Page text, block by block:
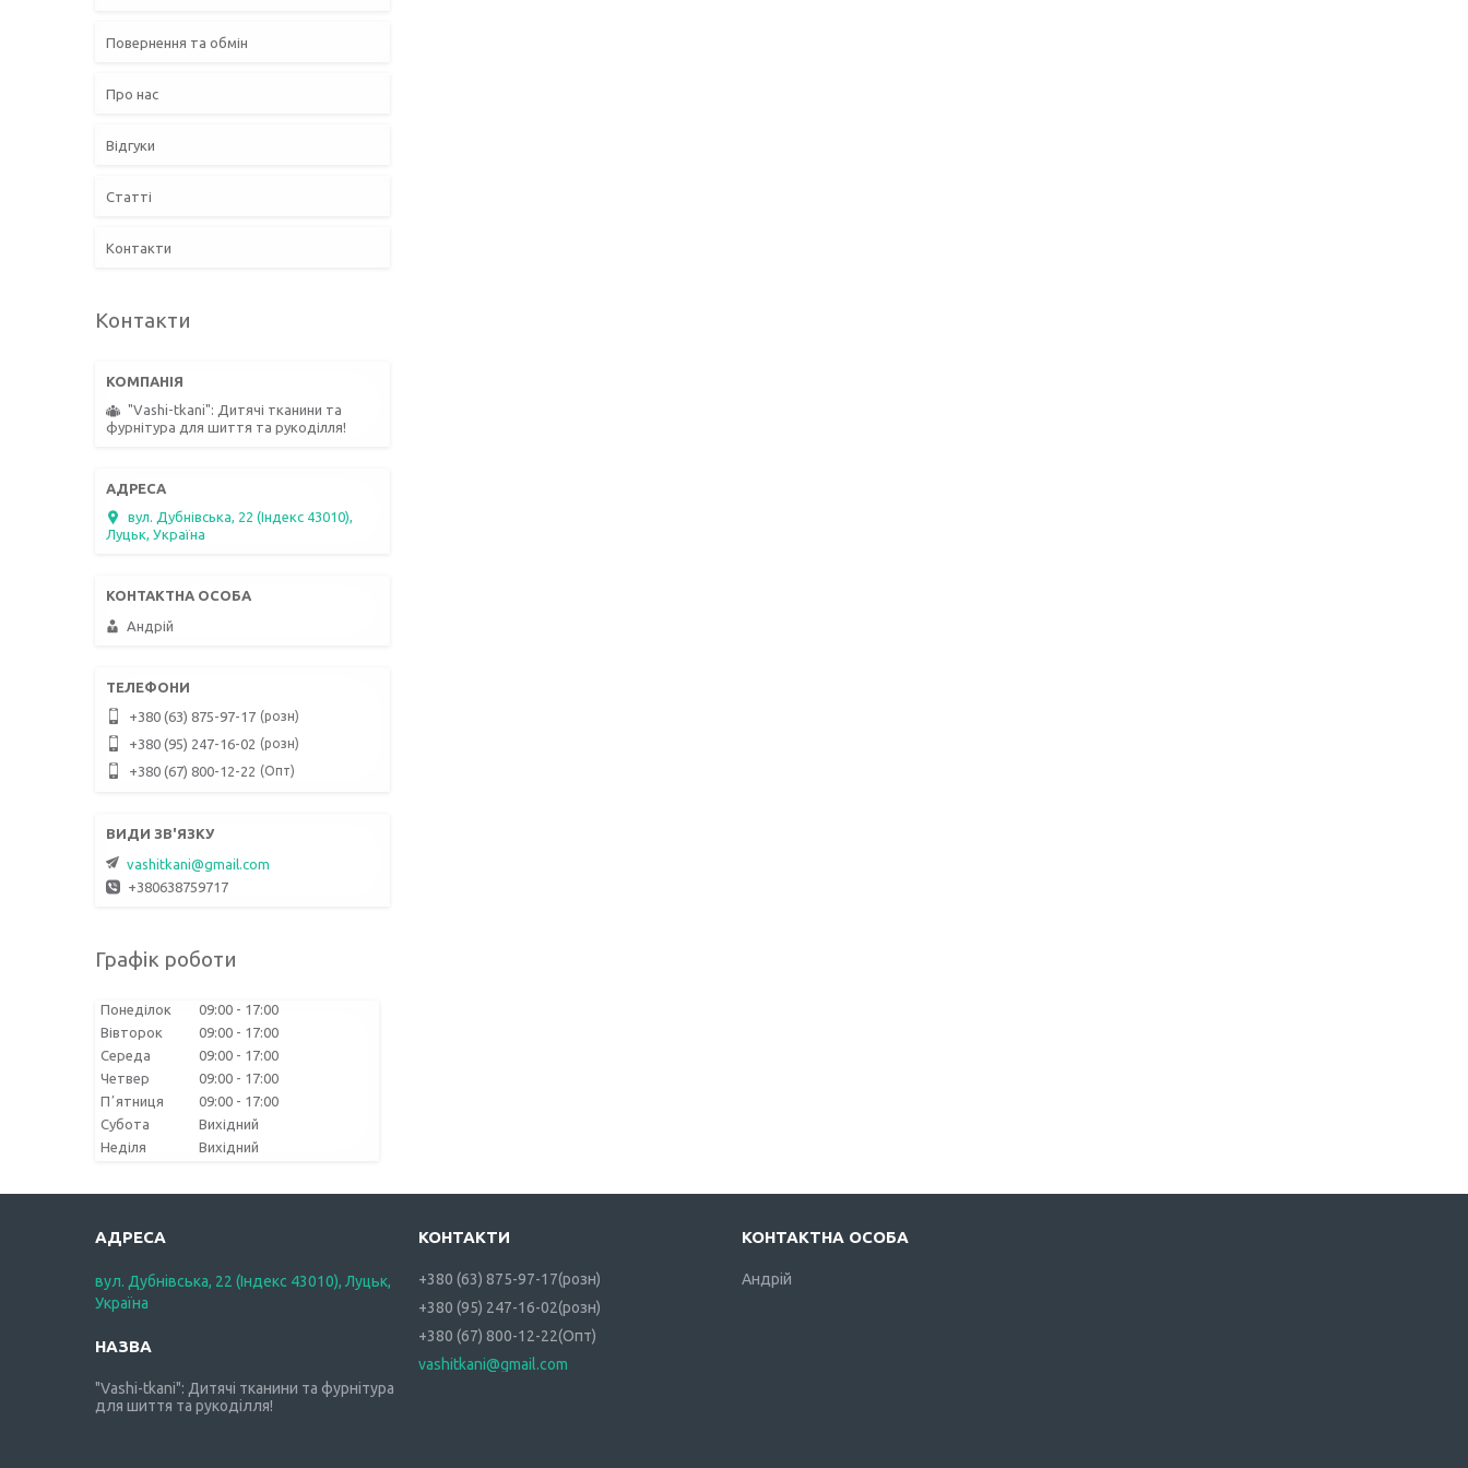
Повернення та обмін
Про нас
Відгуки
Статті
Контакти
Контакти
"Vashi-tkani": Дитячі тканини та
фурнітура для шиття та рукоділля!
вул. Дубнівська, 22 (Індекс 43010),
Луцьк, Україна
Андрій
+380 (63) 875-97-17 розн
+380 (95) 247-16-02 розн
+380 (67) 800-12-22 Опт
vashitkani@gmail.com
+380638759717
Графік роботи
Понеділок 09:00
17:00
Вівторок
09:00
17:00
Середа
09:00
17:00
Четвер
09:00
17:00
Пʼятниця
09:00
17:00
Субота
Вихідний
Неділя
Вихідний
вул. Дубнівська, 22 (Індекс 43010), Луцьк,
Україна
"Vashi-tkani": Дитячі тканини та фурнітура
для шиття та рукоділля!
+380 (63) 875-97-17 розн
+380 (95) 247-16-02 розн
+380 (67) 800-12-22 Опт
vashitkani@gmail.com
Андрій